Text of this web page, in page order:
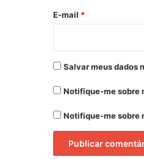
*
E-mail *
Salvar meus dados
Notifique-me sobre
Notifique-me sobre